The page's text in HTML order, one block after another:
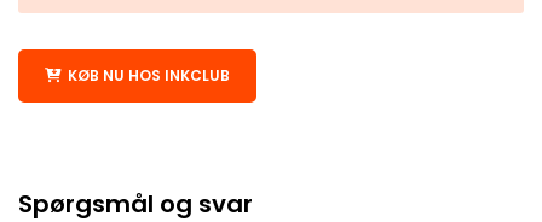
KØB NU HOS INKCLUB
Spørgsmål og svar